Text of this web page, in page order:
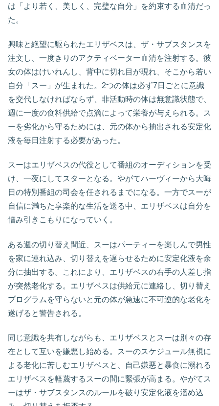
は「より若く、美しく、完璧な自分」を約束する血清だっ
た。
興味と絶望に駆られたエリザベスは、ザ・サブスタンスを
注文し、一度きりのアクティベーター血清を注射する。彼
女の体はけいれんし、背中に切れ目が現れ、そこから若い
自分「スー」が生まれた。2つの体は必ず7日ごとに意識
を交代しなければならず、非活動時の体は無意識状態で、
週に一度の食料供給で点滴によって栄養が与えられる。ス
ーを劣化から守るためには、元の体から抽出される安定化
液を毎日注射する必要があった。
スーはエリザベスの代役として番組のオーディションを受
け、一夜にしてスターとなる。やがてハーヴィーから大晦
日の特別番組の司会を任されるまでになる。一方でスーが
自信に満ちた享楽的な生活を送る中、エリザベスは自分を
憎み引きこもりになっていく。
ある週の切り替え間近、スーはパーティーを楽しんで男性
を家に連れ込み、切り替えを遅らせるために安定化液を余
分に抽出する。これにより、エリザベスの右手の人差し指
が突然老化する。エリザベスは供給元に連絡し、切り替え
プログラムを守らないと元の体が急速に不可逆的な老化を
遂げると警告される。
同じ意識を共有しながらも、エリザベスとスーは別々の存
在として互いを嫌悪し始める。スーのスケジュール無視に
よる老化に苦しむエリザベスと、自己嫌悪と暴食に溺れる
エリザベスを軽蔑するスーの間に緊張が高まる。やがてス
ーはザ・サブスタンスのルールを破り安定化液を溜め込